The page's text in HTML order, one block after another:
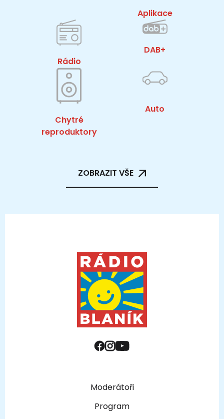
Aplikace
Rádio
DAB+
Chytré
reproduktory
Auto
ZOBRAZIT VŠE
Moderátoři
Program